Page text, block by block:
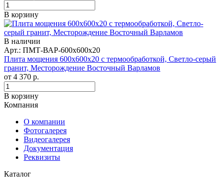
В корзину
В наличии
Арт.: ПМТ-ВАР-600х600х20
Плита мощения 600x600x20 с термообработкой, Светло-серый
гранит, Месторождение Восточный Варламов
от 4 370 р.
В корзину
Компания
О компании
Фотогалерея
Видеогалерея
Документация
Реквизиты
Каталог